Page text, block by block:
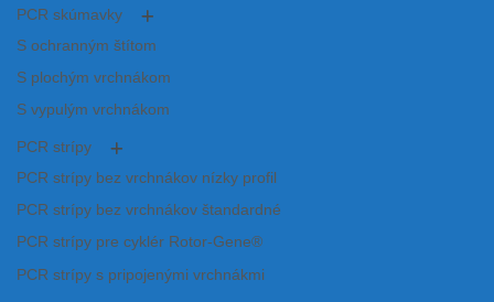
PCR skúmavky
S ochranným štítom
S plochým vrchnákom
S vypulým vrchnákom
PCR strípy
PCR strípy bez vrchnákov nízky profil
PCR strípy bez vrchnákov štandardné
PCR strípy pre cyklér Rotor-Gene®
PCR strípy s pripojenými vrchnákmi